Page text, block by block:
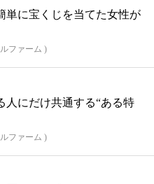
単に宝くじを当てた女性が
ファーム )
人にだけ共通する“ある特
ファーム )